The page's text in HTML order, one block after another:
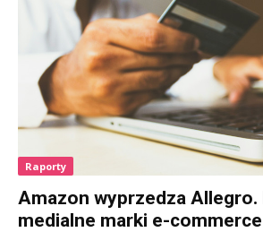
Raporty
Amazon wyprzedza Allegro.
medialne marki e-